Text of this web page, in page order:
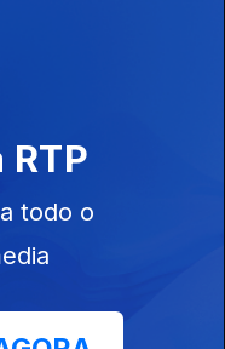
Sérgio
todo o